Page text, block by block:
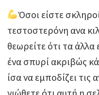
Όσοι είστε
τεστοστερόνη ανα
θεωρείτε ότι τα άλλα
ένα σπυρί ακριβώς
ίσα να εμποδίζει τις